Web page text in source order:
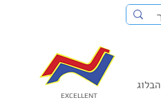
EXCELLENT
הבלוג